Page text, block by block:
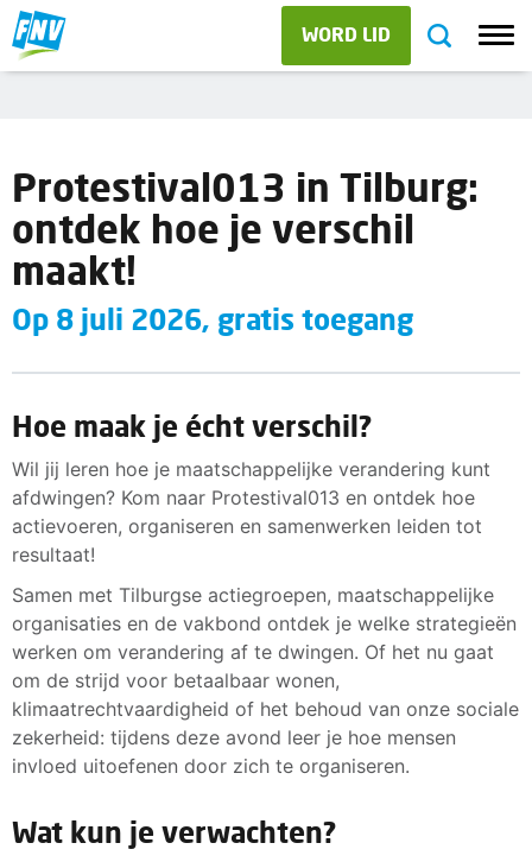
WORD LID
Protestival013 in Tilburg:
ontdek hoe je verschil
maakt!
Op 8 juli 2026, gratis toegang
Hoe maak je écht verschil?
Wil jij leren hoe je maatschappelijke verandering kunt
afdwingen? Kom naar Protestival013 en ontdek hoe
actievoeren, organiseren en samenwerken leiden tot
resultaat!
Samen met Tilburgse actiegroepen, maatschappelijke
organisaties en de vakbond ontdek je welke strategieën
werken om verandering af te dwingen. Of het nu gaat
om de strijd voor betaalbaar wonen,
klimaatrechtvaardigheid of het behoud van onze sociale
zekerheid: tijdens deze avond leer je hoe mensen
invloed uitoefenen door zich te organiseren.
Wat kun je verwachten?